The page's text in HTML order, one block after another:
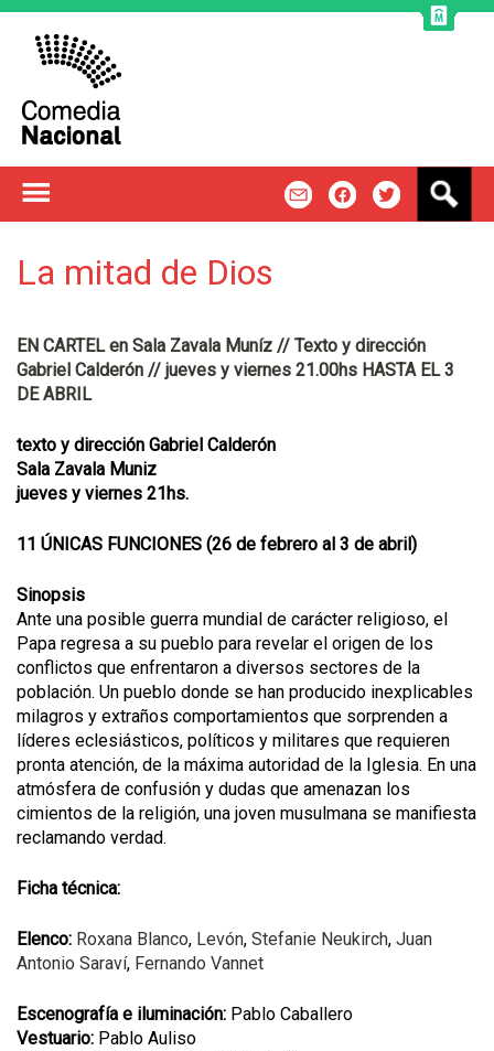
La mitad de Dios
EN CARTEL en Sala Zavala Muníz // Texto y dirección
Gabriel Calderón // jueves y viernes 21.00hs HASTA EL 3
DE ABRIL
texto y dirección Gabriel Calderón
Sala Zavala Muniz
jueves y viernes 21hs.
11 ÚNICAS FUNCIONES (26 de febrero al 3 de abril)
Sinopsis
Ante una posible guerra mundial de carácter religioso, el
Papa regresa a su pueblo para revelar el origen de los
conflictos que enfrentaron a diversos sectores de la
población. Un pueblo donde se han producido inexplicables
milagros y extraños comportamientos que sorprenden a
líderes eclesiásticos, políticos y militares que requieren
pronta atención, de la máxima autoridad de la Iglesia. En una
atmósfera de confusión y dudas que amenazan los
cimientos de la religión, una joven musulmana se manifiesta
reclamando verdad.
Ficha técnica:
Elenco: Roxana Blanco, Levón, Stefanie Neukirch, Juan
Antonio Saraví, Fernando Vannet
Escenografía e iluminación: Pablo Caballero
Vestuario: Pablo Auliso
s